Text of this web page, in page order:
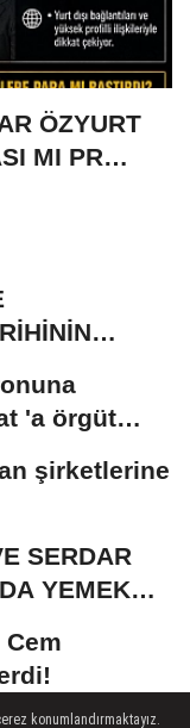
ÖZYURT
MI PR
'a örgüt
şirketlerine
SERDAR
YEMEK
Cem
konumlandırmaktayız.